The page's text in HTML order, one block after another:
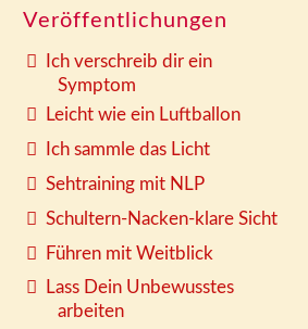
Veröffentlichungen
Ich verschreib dir ein
Symptom
Leicht wie ein Luftballon
Ich sammle das Licht
Sehtraining mit NLP
Schultern-Nacken-klare Sicht
Führen mit Weitblick
Lass Dein Unbewusstes
arbeiten